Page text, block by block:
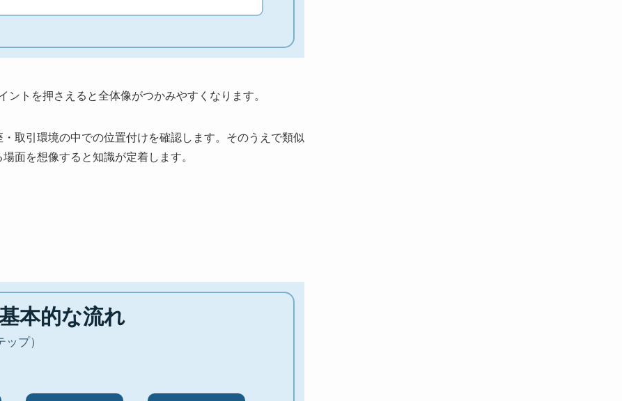
トを押さえると全体像がつかみやすくなります。
取引環境の中での位置付けを確認します。そのうえで類似
面を想像すると知識が定着します。